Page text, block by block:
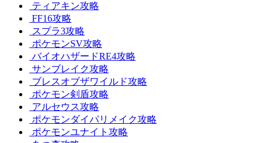
ティアキン攻略
FF16攻略
スプラ3攻略
ポケモンSV攻略
バイオハザードRE4攻略
サンブレイク攻略
ブレスオブザワイルド攻略
ポケモン剣盾攻略
アルセウス攻略
ポケモンダイパリメイク攻略
ポケモンユナイト攻略